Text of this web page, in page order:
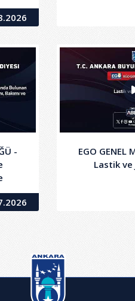
-
EGO GENEL
Lastik ve